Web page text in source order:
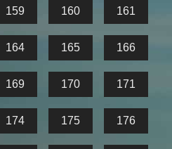
159 160 161
164 165 166
169 170 171
174 175 176